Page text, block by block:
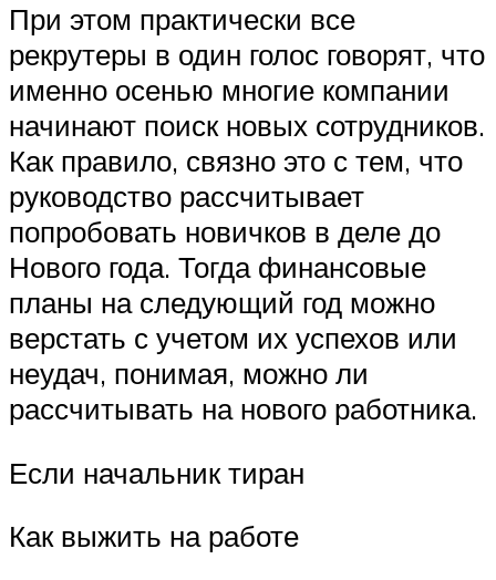
При этом практически все
рекрутеры в один голос говорят, что
именно осенью многие компании
начинают поиск новых сотрудников.
Как правило, связно это с тем, что
руководство рассчитывает
попробовать новичков в деле до
Нового года. Тогда финансовые
планы на следующий год можно
верстать с учетом их успехов или
неудач, понимая, можно ли
рассчитывать на нового работника.
Если начальник тиран
Как выжить на работе